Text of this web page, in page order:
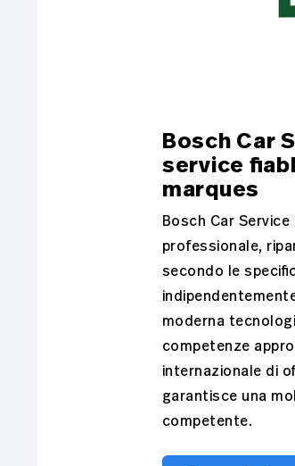
Bosch Car
service
marques
Bosch Car
professionale,
secondo le
moderna
competenze
internazionale di
garantisce una
competente.